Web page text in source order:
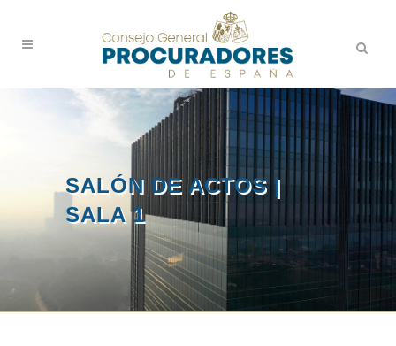
SALÓN DE ACTOS |
SALA 1